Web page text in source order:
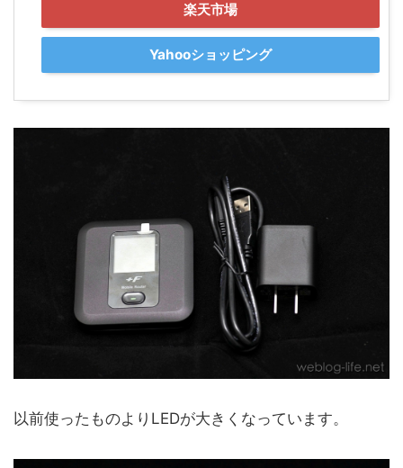
楽天市場
Yahooショッピング
以前使ったものよりLEDが大きくなっています。